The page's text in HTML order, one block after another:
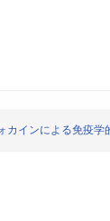
カインによる免疫学